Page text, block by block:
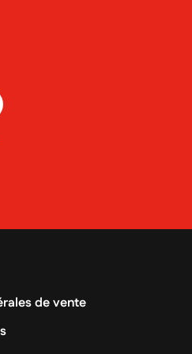
de vente